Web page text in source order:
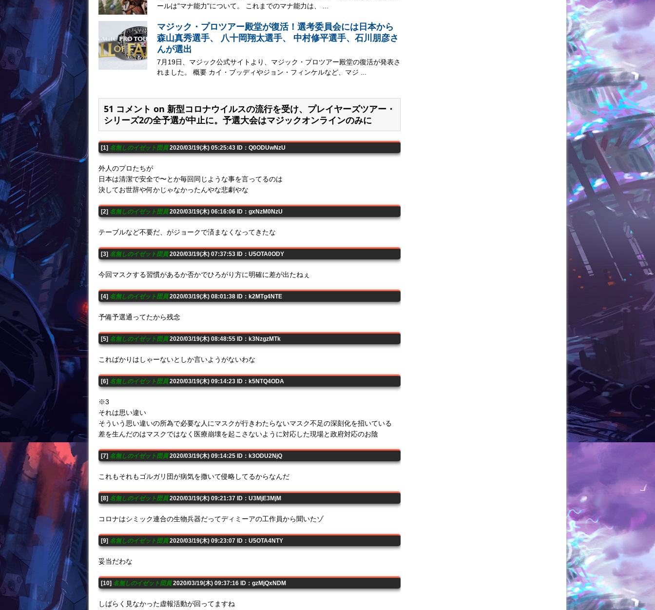
ールは"マナ能力"について。 これまでのマナ能力は、 ...
マジック・プロツアー殿堂が復活！選考委員会には日本から
森山真秀選手、 八十岡翔太選手、 中村修平選手、石川朋彦さ
んが選出
7月19日、マジック公式サイトより、マジック・プロツアー殿堂の復活が発表さ
れました。 概要 カイ・ブッディやジョン・フィンケルなど、マジ ...
51 コメント on 新型コロナウイルスの流行を受け、プレイヤーズツアー・
シリーズ2の全予選が中止に。予選大会はマジックオンラインのみに
[1] 名無しのイゼット団員2020/03/19(木) 05:25:43 ID：Q0ODUwNzU
外人のプロたちが
日本は清潔で安全で〜とか毎回同じような事を言ってるのは
決してお世辞や何かじゃなかったんやな悲劇やな
[2] 名無しのイゼット団員2020/03/19(木) 06:16:06 ID：gxNzM0NzU
テーブルなど不要だ、がジョークで済まなくなってきたな
[3] 名無しのイゼット団員2020/03/19(木) 07:37:53 ID：U5OTA0ODY
今回マスクする習慣があるか否かでひろがり方に明確に差が出たねぇ
[4] 名無しのイゼット団員2020/03/19(木) 08:01:38 ID：k2MTg4NTE
予備予選通ってたから残念
[5] 名無しのイゼット団員2020/03/19(木) 08:48:55 ID：k3NzgzMTk
こればかりはしゃーないとしか言いようがないわな
[6] 名無しのイゼット団員2020/03/19(木) 09:14:23 ID：k5NTQ4ODA
※3
それは思い違い
そういう思い違いの所為で必要な人にマスクが行きわたらないマスク不足の深刻化を招いている
差を生んだのはマスクではなく医療崩壊を起こさないように対応した現場と政府対応のお陰
[7] 名無しのイゼット団員2020/03/19(木) 09:14:25 ID：k3ODU2NjQ
これもそれもゴルガリ団が病気を撒いて侵略してるからなんだ
[8] 名無しのイゼット団員2020/03/19(木) 09:21:37 ID：U3MjE3MjM
コロナはシミック連合の生物兵器だってディミーアの工作員から聞いたゾ
[9] 名無しのイゼット団員2020/03/19(木) 09:23:07 ID：U5OTA4NTY
妥当だわな
[10] 名無しのイゼット団員2020/03/19(木) 09:37:16 ID：gzMjQxNDM
しばらく見なかった虚報活動が回ってますね